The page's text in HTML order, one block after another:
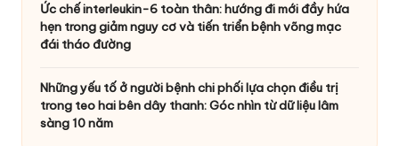
Ức chế interleukin-6 toàn thân: hướng đi mới đầy hứa
hẹn trong giảm nguy cơ và tiến triển bệnh võng mạc
đái tháo đường
Những yếu tố ở người bệnh chi phối lựa chọn điều trị
trong teo hai bên dây thanh: Góc nhìn từ dữ liệu lâm
sàng 10 năm